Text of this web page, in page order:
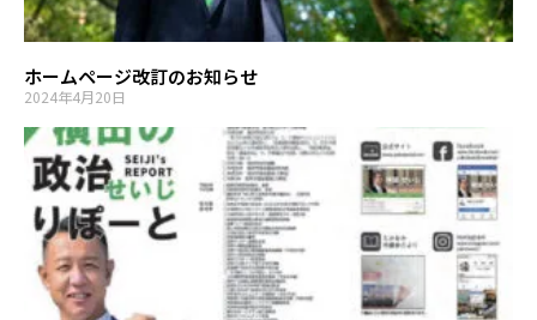
ホームページ改訂のお知らせ
2024年4月20日